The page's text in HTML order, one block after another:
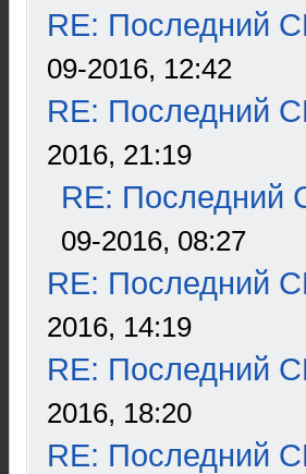
RE: Последний
09-2016, 12:42
RE: Последний
2016, 21:19
RE: Последний
09-2016, 08:27
RE: Последний
2016, 14:19
RE: Последний
2016, 18:20
RE: Последний